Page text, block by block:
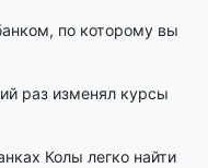
по которому вы
раз изменял курсы
Колы легко найти